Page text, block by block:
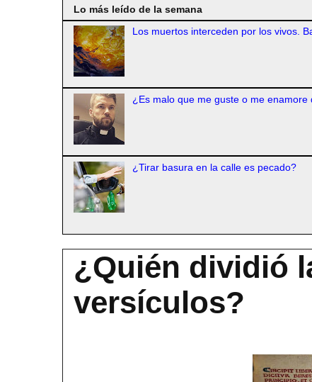
Lo más leído de la semana
Los muertos interceden por los vivos.
¿Es malo que me guste o me enamore
¿Tirar basura en la calle es pecado?
¿Quién dividió
versículos?